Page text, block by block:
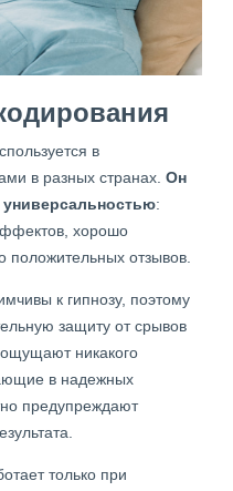
в
в разных странах. Он
универсальностью:
хорошо
положительных отзывов.
к гипнозу, поэтому
защиту от срывов
никакого
в надежных
предупреждают
только при